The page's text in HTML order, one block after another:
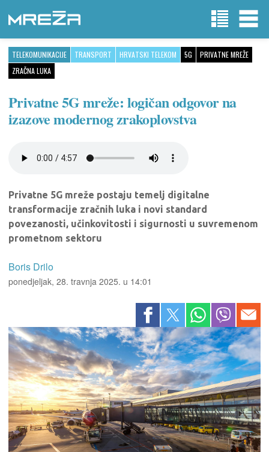
TELEKOMUNIKACIJE TRANSPORT HRVATSKI TELEKOM 5G
PRIVATNE MREŽE
ZRAČNA LUKA
Privatne 5G mreže: logičan odgovor na
izazove modernog zrakoplovstva
Privatne 5G mreže postaju temelj digitalne
transformacije zračnih luka i novi standard
povezanosti, učinkovitosti i sigurnosti u suvremenom
prometnom sektoru
Boris Drilo
ponedjeljak, 28. travnja 2025. u 14:01